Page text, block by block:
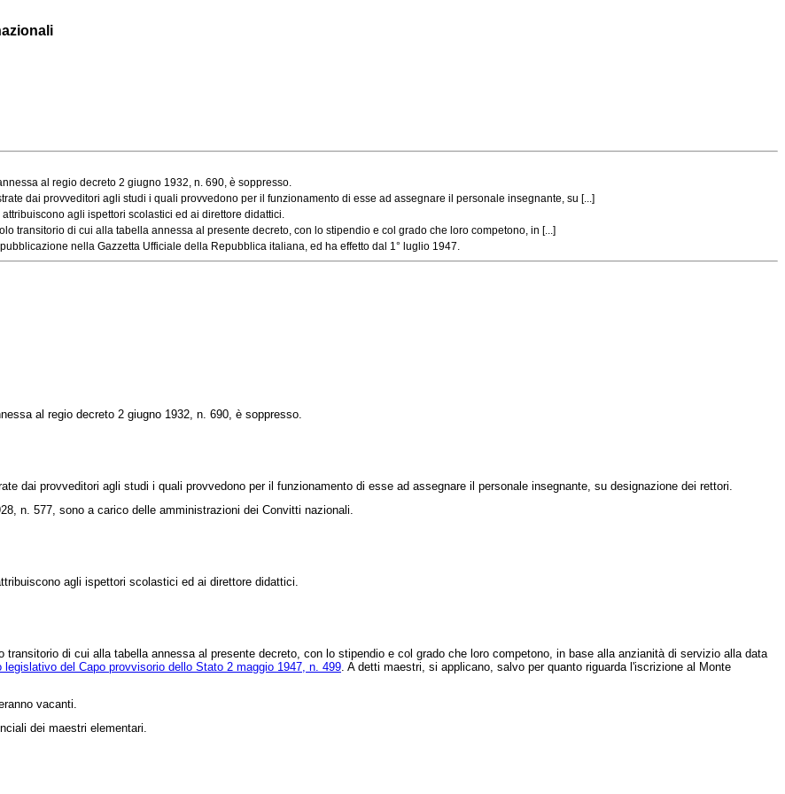
al regio decreto 2 giugno 1932, n. 690, è soppresso.
dai provveditori agli studi i quali provvedono per il funzionamento di esse ad assegnare il personale insegnante, su [...]
agli ispettori scolastici ed ai direttore didattici.
di cui alla tabella annessa al presente decreto, con lo stipendio e col grado che loro competono, in [...]
nella Gazzetta Ufficiale della Repubblica italiana, ed ha effetto dal 1° luglio 1947.
al regio decreto 2 giugno 1932, n. 690, è soppresso.
dai provveditori agli studi i quali provvedono per il funzionamento di esse ad assegnare il personale insegnante, su designazione dei rettori.
n. 577, sono a carico delle amministrazioni dei Convitti nazionali.
agli ispettori scolastici ed ai direttore didattici.
di cui alla tabella annessa al presente decreto, con lo stipendio e col grado che loro competono, in base alla anzianità di servizio alla data
legislativo del Capo provvisorio dello Stato 2 maggio 1947, n. 499. A detti maestri, si applicano, salvo per quanto riguarda l'iscrizione al Monte
vacanti.
dei maestri elementari.